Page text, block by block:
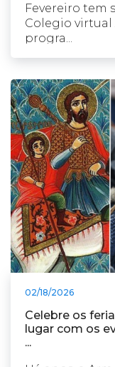
Fevereiro tem
Colegio virtual
progra...
02/18/2026
Celebre os
lugar com os
...